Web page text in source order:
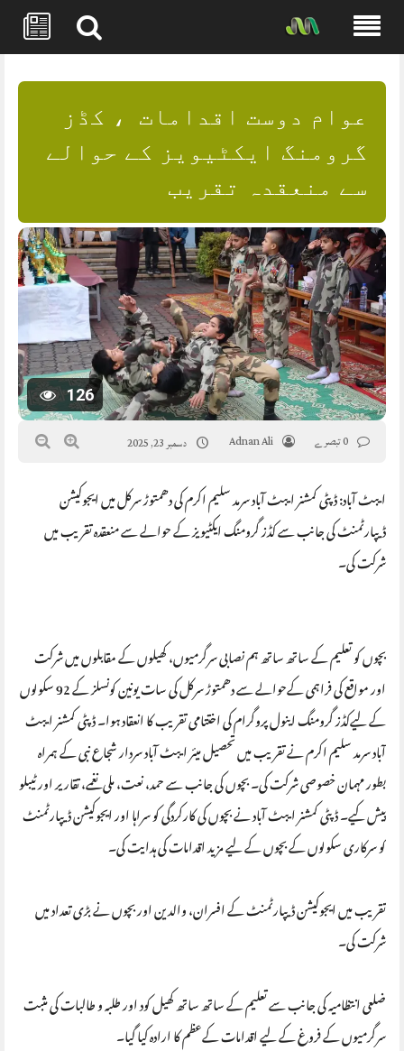
content
عوام دوست اقدامات ‎ ، کڈز
گرومنگ ایکٹیویز کے حوالے
سے منعقدہ تقریب
126
Adnan Ali دسمبر 23, 2025
ایبٹ آباد: ڈپٹی کمشنر ایبٹ آباد سرمد سلیم اکرم کی دھمتوڑ سرکل میں ایجوکیشن
ڈیپارٹمنٹ کی جانب سے کڈز گرومنگ ایکٹیویز کے حوالے سے منعقدہ تقریب میں
شرکت کی۔
‎بچوں کو تعلیم کے ساتھ ساتھ ہم نصابی سرگرمیوں، کھیلوں کے مقابلوں میں شرکت
اور مواقع کی فراہمی کےحوالے سے دھمتوڑ سرکل کی سات یونین کونسلز کے 92 سکولوں
کے لیےکڈز گرومنگ اینول پروگرام کی اختتامی تقریب کا انعقاد ہوا۔ ڈپٹی کمشنر ایبٹ
آباد سرمد سلیم اکرم نے تقریب میں تحصیل میئر ایبٹ آباد سردار شجاع نبی کے ہمراہ
بطور مہمان خصوصی شرکت کی۔ بچوں کی جانب سے حمد، نعت، ملی نغمے، تقاریر اور ٹیبلو
پیش کیے۔ ڈپٹی کمشنر ایبٹ آباد نے بچوں کی کارکردگی کو سراہا اور ایجوکیشن ڈیپارٹمنٹ
کو سرکاری سکولوں کے بچوں کے لیے مزید اقدامات کی ہدایت کی۔
‎تقریب میں ایجوکیشن ڈیپارٹمنٹ کے افسران، والدین اور بچوں نے بڑی تعداد میں
شرکت کی۔
‎ضلعی انتظامیہ کی جانب سے تعلیم کے ساتھ ساتھ کھیل کود اور طلبہ و طالبات کی مثبت
سرگرمیوں کے فروغ کے لیے اقدامات کےعظم کا ارادہ کیا گیا۔